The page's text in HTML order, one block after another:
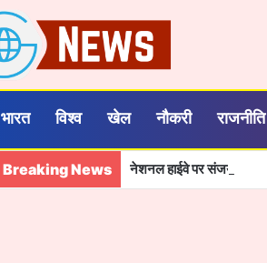
भारत विश्व खेल नौकरी राजनीति
Breaking News नेशनल हाईवे पर संजय बाके